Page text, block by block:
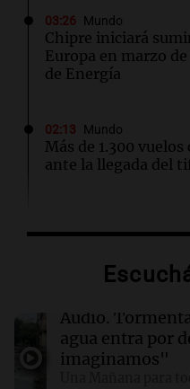
03:26 Mundo
Chipre iniciará
Europa en marzo
de Energía
02:13 Mundo
Más de 1.300
ante la llegada del
Airbnb acelera el
búsqueda
El Pentágono
un aumento en la
Audio.
agua entra por
imaginamos"